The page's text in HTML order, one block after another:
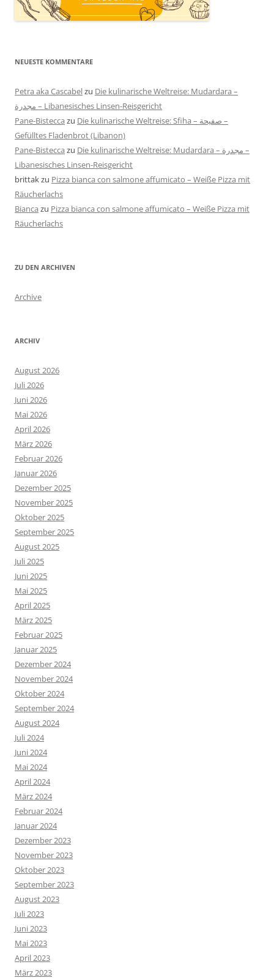
NEUESTE KOMMENTARE
Petra aka Cascabelzu Die kulinarische Weltreise: Mudardara –
مجدرة – Libanesisches Linsen-Reisgericht
Pane-Bistecca zu Die kulinarische Weltreise: Sfiha – صفيحة –
Gefülltes Fladenbrot (Libanon)
Pane-Bistecca zu Die kulinarische Weltreise: Mudardara – مجدرة –
Libanesisches Linsen-Reisgericht
brittakzu Pizza bianca con salmone affumicato – Weiße Pizza mit
Räucherlachs
Bianca zu Pizza bianca con salmone affumicato – Weiße Pizza mit
Räucherlachs
ZU DEN ARCHIVEN
Archive
ARCHIV
August 2026
Juli 2026
Juni 2026
Mai 2026
April 2026
März 2026
Februar 2026
Januar 2026
Dezember 2025
November 2025
Oktober 2025
September 2025
August 2025
Juli 2025
Juni 2025
Mai 2025
April 2025
März 2025
Februar 2025
Januar 2025
Dezember 2024
November 2024
Oktober 2024
September 2024
August 2024
Juli 2024
Juni 2024
Mai 2024
April 2024
März 2024
Februar 2024
Januar 2024
Dezember 2023
November 2023
Oktober 2023
September 2023
August 2023
Juli 2023
Juni 2023
Mai 2023
April 2023
März 2023